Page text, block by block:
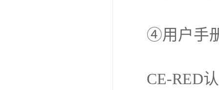
④用户手
CE-RED